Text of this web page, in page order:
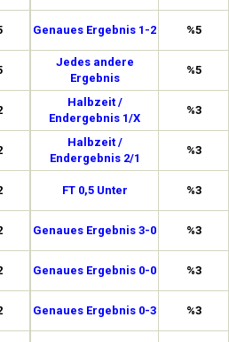
Genaues Ergebnis 1-2 %5
Jedes andere
Ergebnis
%5
Halbzeit /
Endergebnis 1/X
%3
Halbzeit /
Endergebnis 2/1
%3
FT 0,5 Unter %3
Genaues Ergebnis 3-0 %3
Genaues Ergebnis 0-0 %3
Genaues Ergebnis 0-3 %3